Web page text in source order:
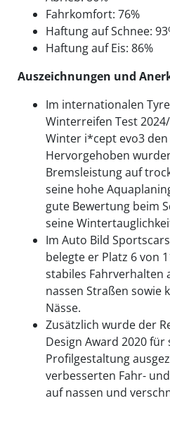
Fahrkomfort: 76%
Haftung auf Schnee:
Haftung auf Eis: 86%
Auszeichnungen und
Im internationalen
Winterreifen Test
Winter i*cept evo3 den
Hervorgehoben
Bremsleistung auf
seine hohe
gute Bewertung beim
seine
Im Auto Bild
belegte er Platz 6 von
stabiles Fahrverhalten
nassen Straßen sowie
Nässe.
Zusätzlich wurde der
Design Award 2020
Profilgestaltung
verbesserten Fahr-
auf nassen und